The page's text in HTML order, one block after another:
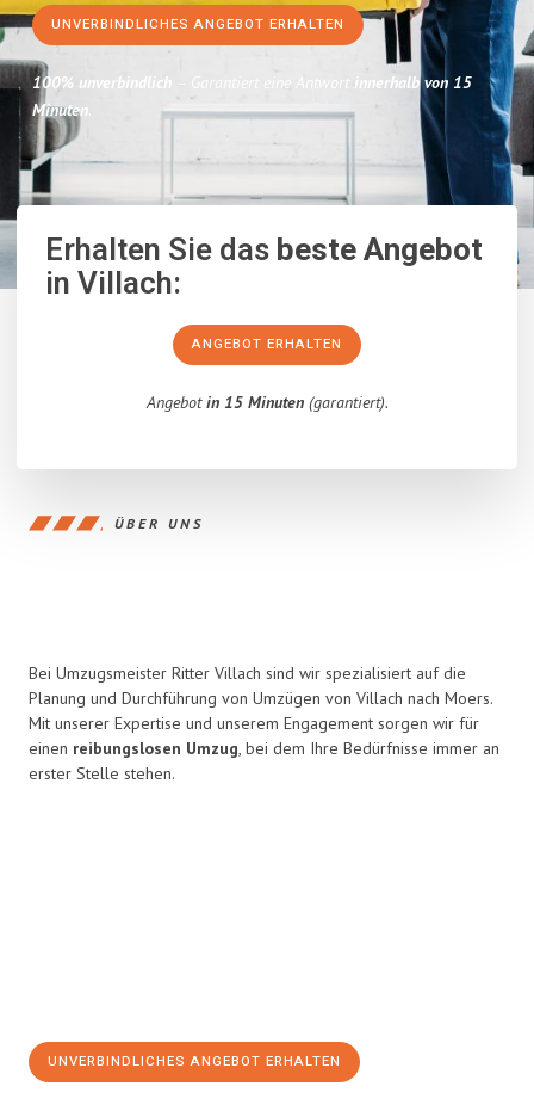
UNVERBINDLICHES ANGEBOT ERHALTEN
100% unverbindlich – Garantiert eine Antwort innerhalb von 15
Minuten.
Erhalten Sie dasbeste Angebot
in Villach:
ANGEBOT ERHALTEN
Angebotin 15 Minuten(garantiert).
ÜBER UNS
Bei Umzugsmeister Ritter Villach sind wir spezialisiert auf die
Planung und Durchführung von Umzügen von Villach nach Moers.
Mit unserer Expertise und unserem Engagement sorgen wir für
einen reibungslosen Umzug, bei dem Ihre Bedürfnisse immer an
erster Stelle stehen.
UNVERBINDLICHES ANGEBOT ERHALTEN